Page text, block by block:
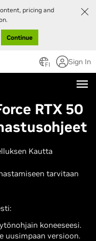
pricing and
Continue
FI Sign In
RTX 50
Kautta
tarvitaan
koneeseesi.
uusimpaan versioon.